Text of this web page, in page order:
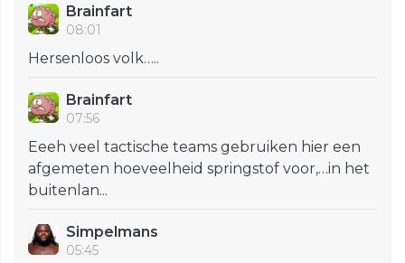
Brainfart
08:01
Hersenloos volk…..
Brainfart
07:56
Eeeh veel tactische teams gebruiken hier een
afgemeten hoeveelheid springstof voor,…in het
buitenlan...
Simpelmans
05:45